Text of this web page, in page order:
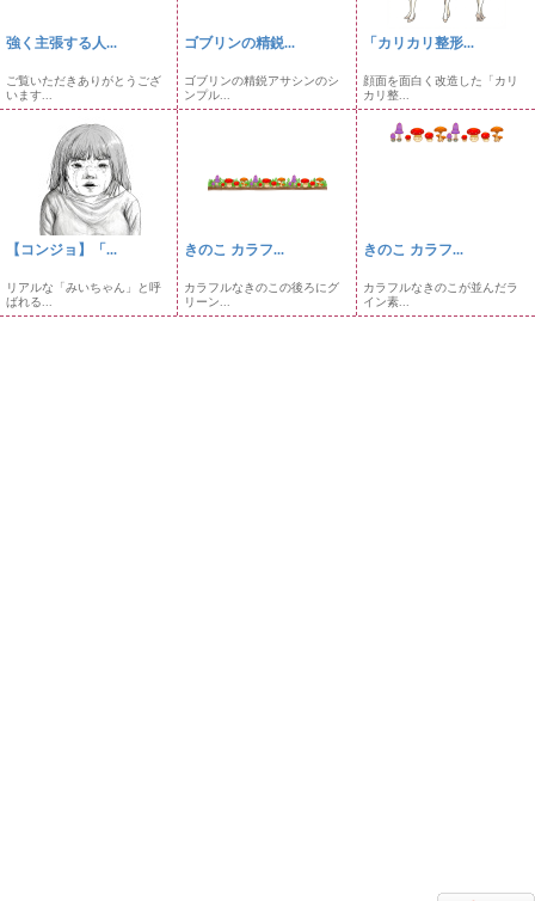
強く主張する人...
ご覧いただきありがとうござ
います...
ゴブリンの精鋭...
ゴブリンの精鋭アサシンのシ
ンプル...
「カリカリ整形...
顔面を面白く改造した「カリ
カリ整...
【コンジョ】「...
リアルな「みいちゃん」と呼
ばれる...
きのこ カラフ...
カラフルなきのこの後ろにグ
リーン...
きのこ カラフ...
カラフルなきのこが並んだラ
イン素...